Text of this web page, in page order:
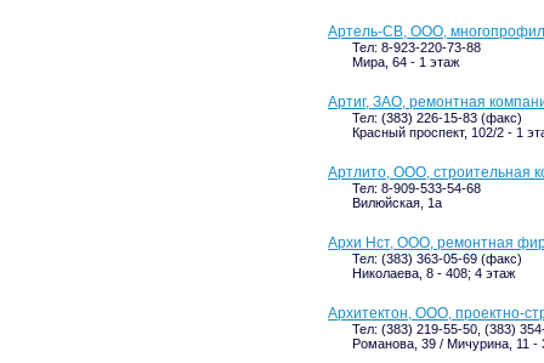
Артель-СВ, ООО,
Тел: 8-923-220-73-88
Мира, 64 - 1 этаж
Артиг, ЗАО, ремонтная
Тел: (383) 226-15-83 (факс)
Красный проспект, 102/2 - 1
Артлито, ООО, строительная
Тел: 8-909-533-54-68
Вилюйская, 1а
Архи Нст, ООО, ремонтная
Тел: (383) 363-05-69 (факс)
Николаева, 8 - 408; 4 этаж
Архитектон, ООО, проектно-
Тел: (383) 219-55-50, (383)
Романова, 39 / Мичурина, 11 -